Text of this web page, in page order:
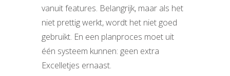
vanuit features. Belangrijk, maar als het
niet prettig werkt, wordt het niet goed
gebruikt. En een planproces moet uit
één systeem kunnen: geen extra
Excelletjes ernaast.